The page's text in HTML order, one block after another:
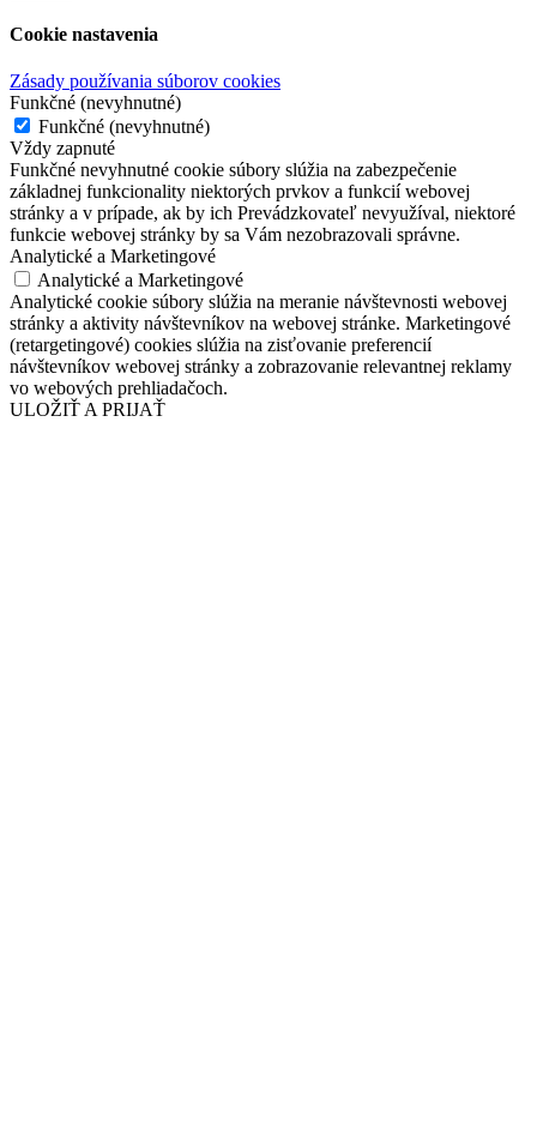
Cookie nastavenia
Zásady používania súborov cookies
Funkčné (nevyhnutné)
Funkčné (nevyhnutné)
Vždy zapnuté
Funkčné nevyhnutné cookie súbory slúžia na zabezpečenie
základnej funkcionality niektorých prvkov a funkcií webovej
stránky a v prípade, ak by ich Prevádzkovateľ nevyužíval, niektoré
funkcie webovej stránky by sa Vám nezobrazovali správne.
Analytické a Marketingové
Analytické a Marketingové
Analytické cookie súbory slúžia na meranie návštevnosti webovej
stránky a aktivity návštevníkov na webovej stránke. Marketingové
(retargetingové) cookies slúžia na zisťovanie preferencií
návštevníkov webovej stránky a zobrazovanie relevantnej reklamy
vo webových prehliadačoch.
ULOŽIŤ A PRIJAŤ